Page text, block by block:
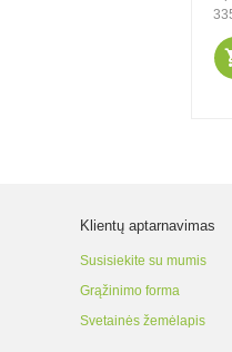
28.00€
Be PVM: 17.36€
Klientų aptarnavimas
Susisiekite su mumis
Grąžinimo forma
Svetainės žemėlapis